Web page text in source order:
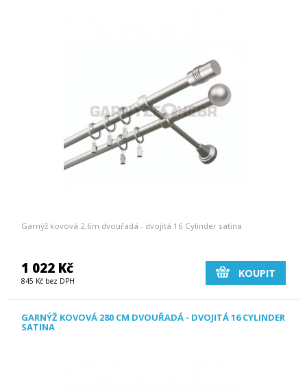
Garnýž kovová 2,6m dvouřadá - dvojitá 16 Cylinder satina
1 022 Kč
845 Kč bez DPH
KOUPIT
GARNÝŽ KOVOVÁ 280 CM DVOUŘADÁ - DVOJITÁ 16 CYLINDER
SATINA